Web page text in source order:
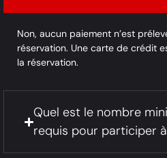
Non, aucun paiement n’est
réservation. Une carte de crédit
la réservation.
Quel est le nombre
requis pour participer